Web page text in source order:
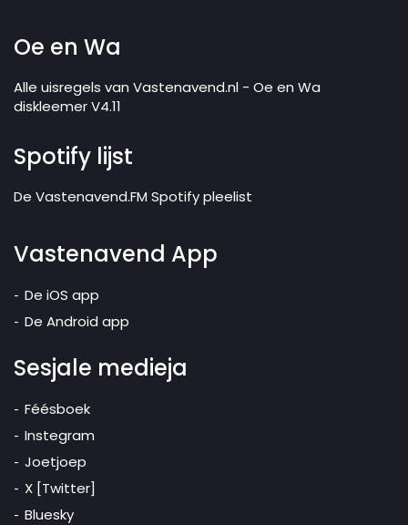
Oe en Wa
Alle uisregels van Vastenavend.nl - Oe en Wa
diskleemer V4.11
Spotify lijst
De Vastenavend.FM Spotify pleelist
Vastenavend App
De iOS app
De Android app
Sesjale medieja
Féésboek
Instegram
Joetjoep
X [Twitter]
Bluesky